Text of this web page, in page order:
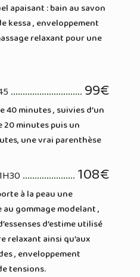
apaisant : bain au savon
kessa , enveloppement
relaxant pour une
99€
40 minutes , suivies d’un
20 minutes puis un
une vrai parenthèse
108€
à la peau une
gommage modelant ,
d’estime utilisé
relaxant ainsi qu’aux
, enveloppement
tensions.